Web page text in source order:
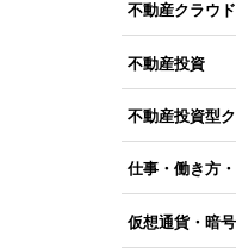
不動産クラウ
不動産投資
不動産投資型
仕事・働き方
仮想通貨・暗